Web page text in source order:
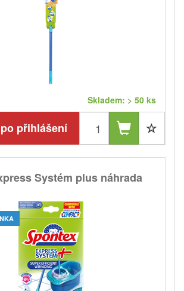
Skladem: > 50 ks
přihlášení
Systém plus náhrada